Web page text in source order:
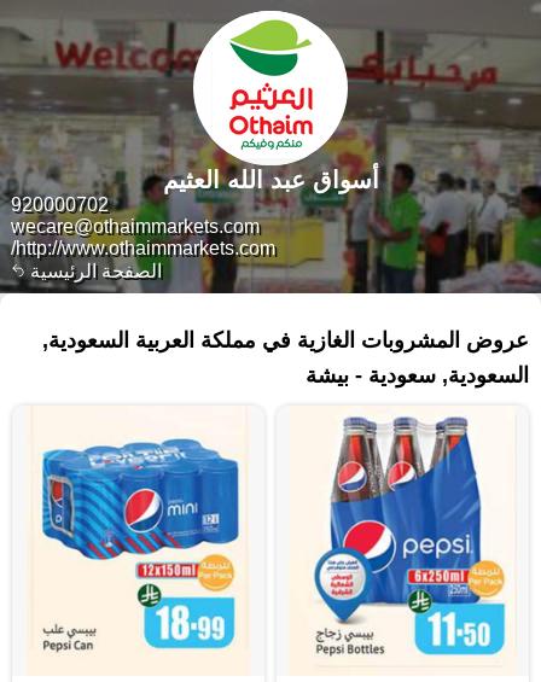
الصفحة الرئيسية
920000702
wecare@othaimmarkets.com
http://www.othaimmarkets.com/
أسواق عبد الله العثيم
عروض المشروبات الغازية في مملكة العربية السعودية,
السعودية, سعودية - بيشة